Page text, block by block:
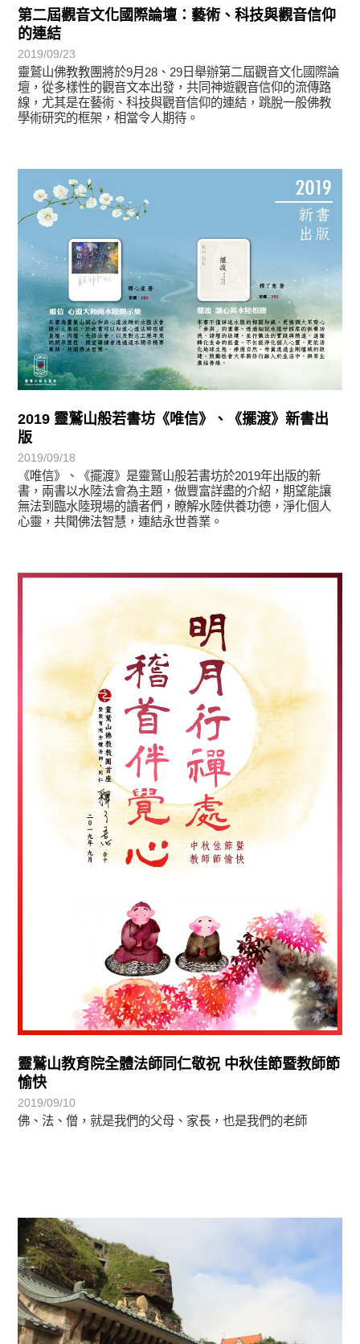
第二屆觀音文化國際論壇：藝術、科技與觀音信仰
的連結
2019/09/23
靈鷲山佛教教團將於9月28、29日舉辦第二屆觀音文化國際論
壇，從多樣性的觀音文本出發，共同神遊觀音信仰的流傳路
線，尤其是在藝術、科技與觀音信仰的連結，跳脫一般佛教
學術研究的框架，相當令人期待。
2019 靈鷲山般若書坊《唯信》、《擺渡》新書出
版
2019/09/18
《唯信》、《擺渡》是靈鷲山般若書坊於2019年出版的新
書，兩書以水陸法會為主題，做豐富詳盡的介紹，期望能讓
無法到臨水陸現場的讀者們，瞭解水陸供養功德，淨化個人
心靈，共聞佛法智慧，連結永世善業。
悅讀書香
靈鷲山教育院全體法師同仁敬祝 中秋佳節暨教師節
愉快
2019/09/10
佛、法、僧，就是我們的父母、家長，也是我們的老師
最新消息